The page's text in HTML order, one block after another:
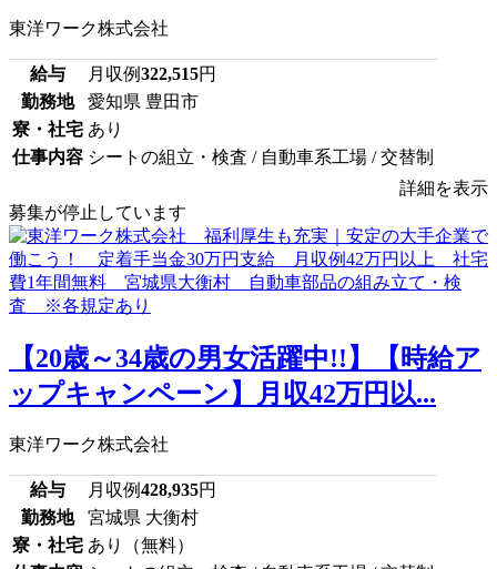
東洋ワーク株式会社
給与 月収例322,515円
勤務地
愛知県 豊田市
寮・社宅 あり
仕事内容 シートの組立・検査 / 自動車系工場 / 交替制
詳細を表示
募集が停止しています
【20歳～34歳の男女活躍中!!】【時給ア
ップキャンペーン】月収42万円以...
東洋ワーク株式会社
給与 月収例428,935円
勤務地
宮城県 大衡村
寮・社宅 あり（無料）